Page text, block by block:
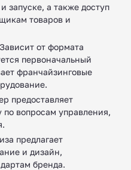
запуске, а также доступ
товаров и
Зависит от формата
первоначальный
франчайзинговые
предоставляет
вопросам управления,
предлагает
и дизайн,
бренда.